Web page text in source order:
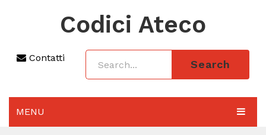
Codici Ateco
Contatti
Search
MENU